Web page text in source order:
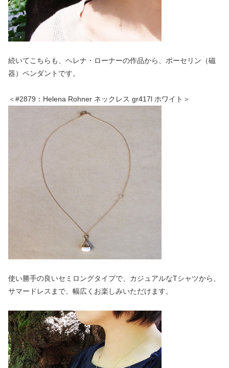
続いてこちらも、ヘレナ・ローナーの作品から、ポーセリン（磁
器）ペンダントです。
＜#2879：Helena Rohner ネックレス gr417l ホワイト＞
使い勝手の良いセミロングタイプで、カジュアルなTシャツから、
サマードレスまで、幅広くお楽しみいただけます。